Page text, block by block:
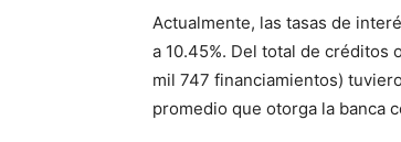
Actualmente, las tasas de
a 10.45%. Del total de créditos
mil 747 financiamientos)
promedio que otorga la banca